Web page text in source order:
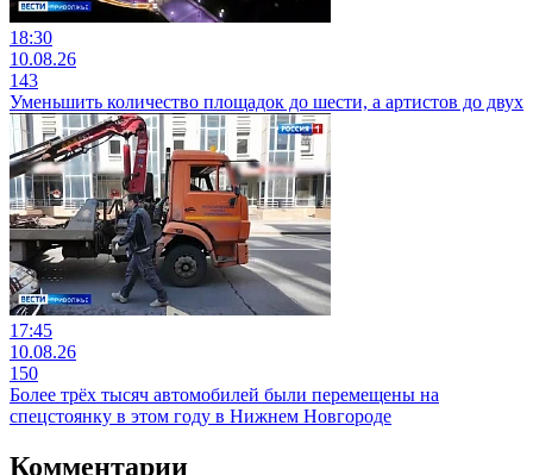
18:30
10.08.26
143
Уменьшить количество площадок до шести, а артистов до двух
17:45
10.08.26
150
Более трёх тысяч автомобилей были перемещены на
спецстоянку в этом году в Нижнем Новгороде
Комментарии